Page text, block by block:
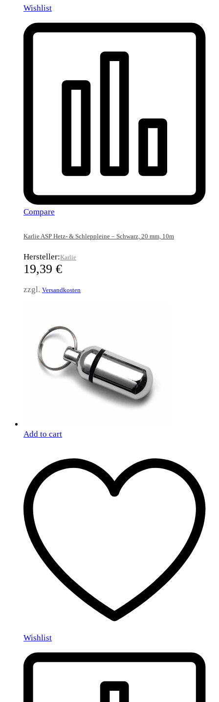
Wishlist
Compare
Karlie ASP Hetz- & Schleppleine – Schwarz, 20 mm, 10m
Hersteller:Karlie
19,39 €
zzgl. Versandkosten
Add to cart
Wishlist